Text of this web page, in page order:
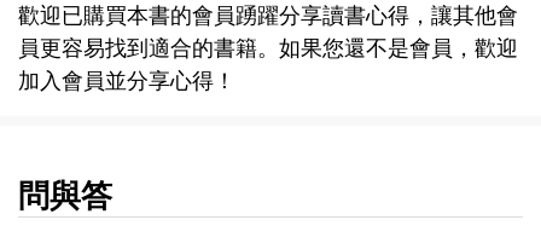
歡迎已購買本書的會員踴躍分享讀書心得，讓其他會
員更容易找到適合的書籍。如果您還不是會員，歡迎
加入會員並分享心得！
問與答